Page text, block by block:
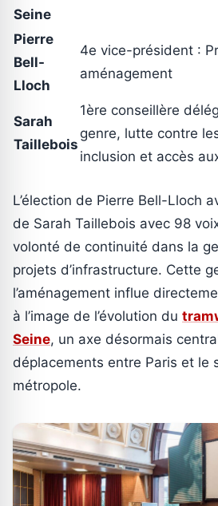
Seine
Pierre
Bell-
Lloch
4e vice-président :
aménagement
Sarah
Taillebois
1ère conseillère
genre, lutte contre
inclusion et accès
L’élection de Pierre Bell-Lloch
de Sarah Taillebois avec 98
volonté de continuité dans la
projets d’infrastructure. Cette
l’aménagement influe
à l’image de l’évolution du
Seine, un axe désormais
déplacements entre Paris et le
métropole.